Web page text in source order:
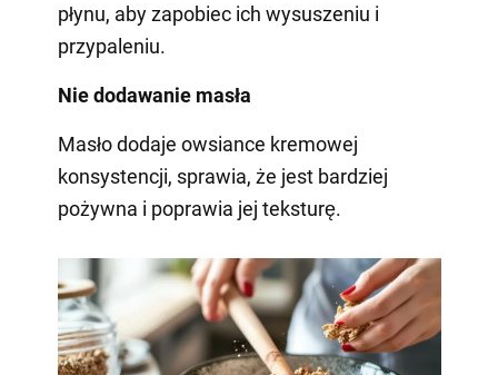
płynu, aby zapobiec ich wysuszeniu i
przypaleniu.
Nie dodawanie masła
Masło dodaje owsiance kremowej
konsystencji, sprawia, że jest bardziej
pożywna i poprawia jej teksturę.